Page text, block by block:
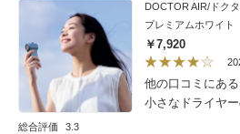
総合評価 3.3
DOCTOR AIR/ドク
プレミアムホワイト
￥7,920
他の口コミにあ
小さなドライヤ
い、軽い、スタ